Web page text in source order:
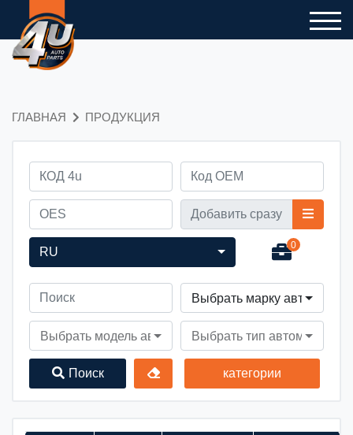
ГЛАВНАЯ ПРОДУКЦИЯ
RU 0
Выбрать марку
Выбрать модель автомобиляВыбрать тип автомобиля
Поиск категории